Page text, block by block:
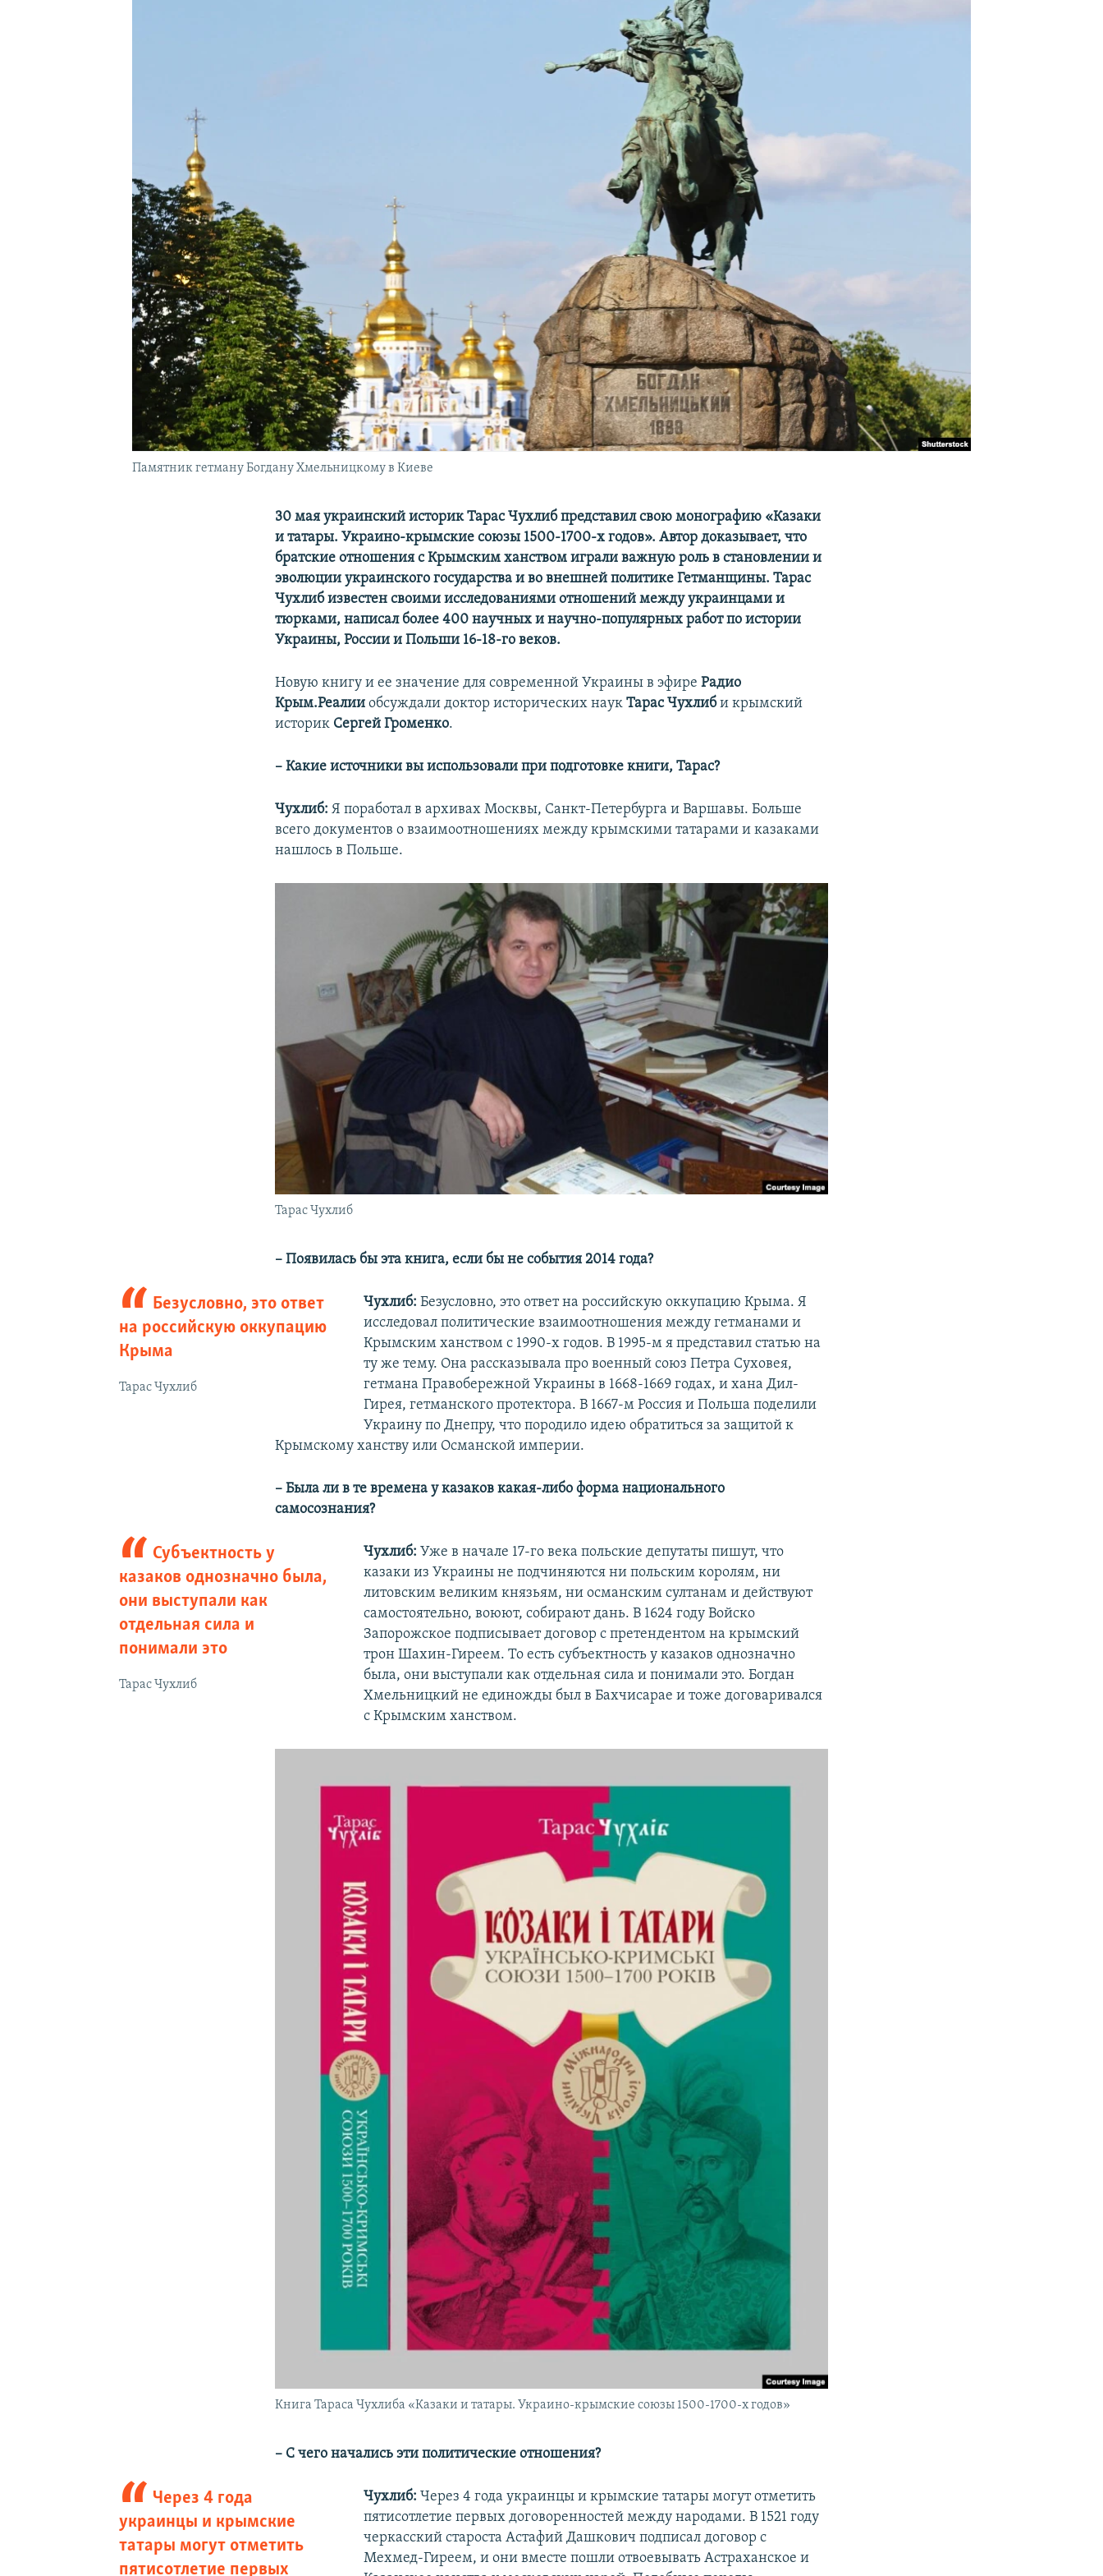
Памятник гетману Богдану Хмельницкому в Киеве
30 мая украинский историк Тарас Чухлиб представил свою монографию «Казаки
и татары. Украино-крымские союзы 1500-1700-х годов». Автор доказывает, что
братские отношения с Крымским ханством играли важную роль в становлении и
эволюции украинского государства и во внешней политике Гетманщины. Тарас
Чухлиб известен своими исследованиями отношений между украинцами и
тюрками, написал более 400 научных и научно-популярных работ по истории
Украины, России и Польши 16-18-го веков.
Новую книгу и ее значение для современной Украины в эфиреРадио
Крым.Реалииобсуждали доктор исторических наукТарас Чухлиби крымский
историк Сергей Громенко.
– Какие источники вы использовали при подготовке книги, Тарас?
Чухлиб: Я поработал в архивах Москвы, Санкт-Петербурга и Варшавы. Больше
всего документов о взаимоотношениях между крымскими татарами и казаками
нашлось в Польше.
Тарас Чухлиб
– Появилась бы эта книга, если бы не события 2014 года?
Безусловно, это ответ
на российскую оккупацию
Крыма
Тарас Чухлиб
Чухлиб: Безусловно, это ответ на российскую оккупацию Крыма. Я
исследовал политические взаимоотношения между гетманами и
Крымским ханством с 1990-х годов. В 1995-м я представил статью на
ту же тему. Она рассказывала про военный союз Петра Суховея,
гетмана Правобережной Украины в 1668-1669 годах, и хана Дил-
Гирея, гетманского протектора. В 1667-м Россия и Польша поделили
Украину по Днепру, что породило идею обратиться за защитой к
Крымскому ханству или Османской империи.
– Была ли в те времена у казаков какая-либо форма национального
самосознания?
Субъектность у
казаков однозначно была,
они выступали как
отдельная сила и
понимали это
Тарас Чухлиб
Чухлиб: Уже в начале 17-го века польские депутаты пишут, что
казаки из Украины не подчиняются ни польским королям, ни
литовским великим князьям, ни османским султанам и действуют
самостоятельно, воюют, собирают дань. В 1624 году Войско
Запорожское подписывает договор с претендентом на крымский
трон Шахин-Гиреем. То есть субъектность у казаков однозначно
была, они выступали как отдельная сила и понимали это. Богдан
Хмельницкий не единожды был в Бахчисарае и тоже договаривался
с Крымским ханством.
Книга Тараса Чухлиба «Казаки и татары. Украино-крымские союзы 1500-1700-х годов»
– С чего начались эти политические отношения?
Через 4 года
украинцы и крымские
татары могут отметить
пятисотлетие первых
Чухлиб: Через 4 года украинцы и крымские татары могут отметить
пятисотлетие первых договоренностей между народами. В 1521 году
черкасский староста Астафий Дашкович подписал договор с
Мехмед-Гиреем, и они вместе пошли отвоевывать Астраханское и